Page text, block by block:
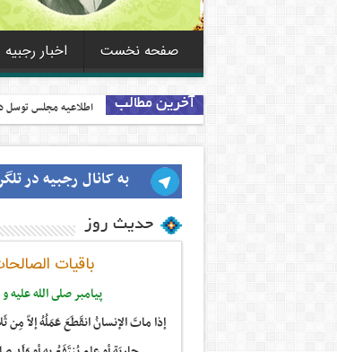
صفحه نخست اخبار رجبیه
آخرین مطالب اطلاعیه مجلس توسل دهه
به کانال رجبیه در
حدیث روز
باقیات
پيامبر صلى‏ الله‏ عليه
إذا ماتَ الإنسانُ انقَطَعَ عَمَلُهُ إلاّ